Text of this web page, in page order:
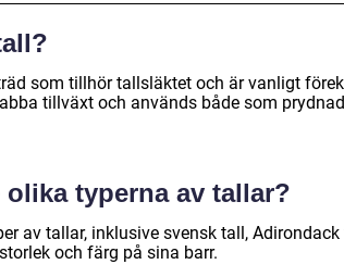
som tillhör tallsläktet och är vanligt
tillväxt och används både som
olika typerna av tallar?
av tallar, inklusive svensk tall,
och färg på sina barr.